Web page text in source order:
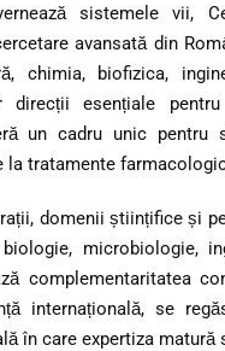
sistemele vii,
avansată din
chimia, biofizica,
esențiale pentru
un cadru unic pentru
la tratamente
domenii științifice și
microbiologie,
complementaritatea
internațională, se
în care expertiza matură